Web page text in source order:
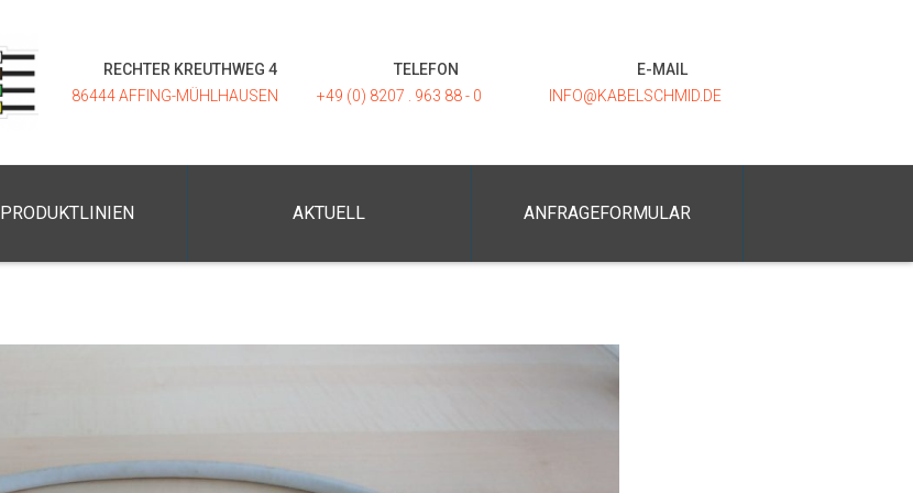
RECHTER KREUTHWEG 4
86444 AFFING-MÜHLHAUSEN
TELEFON
+49 (0) 8207 . 963 88 - 0
E-MAIL
INFO@KABELSCHMID.DE
PRODUKTLINIEN AKTUELL ANFRAGEFORMULAR